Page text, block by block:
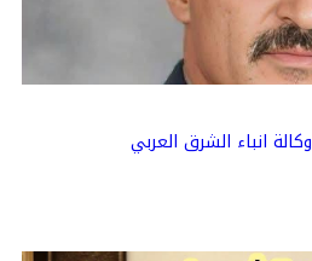
وكالة انباء الشرق العربي